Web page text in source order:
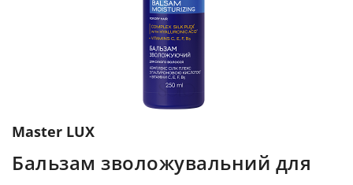
Master LUX
Бальзам зволожувальний для